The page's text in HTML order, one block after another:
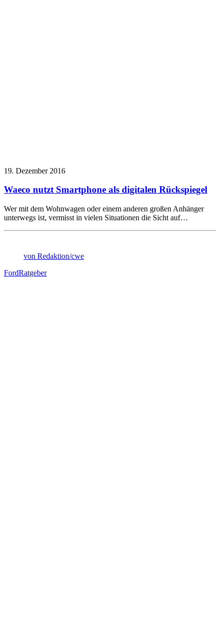
19. Dezember 2016
Waeco nutzt Smartphone als digitalen Rückspiegel
Wer mit dem Wohnwagen oder einem anderen großen Anhänger
unterwegs ist, vermisst in vielen Situationen die Sicht auf…
von Redaktion/cwe
FordRatgeber